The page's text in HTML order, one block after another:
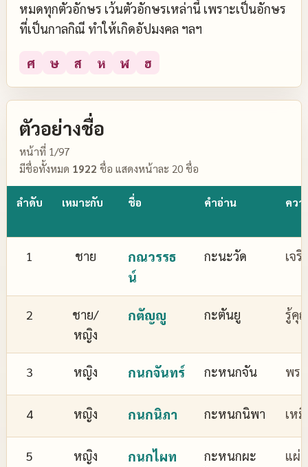
หมดทุกตัวอักษร เว้นตัวอักษรเหล่านี้ เพราะเป็นอักษร
ที่เป็นกาลกิณี ทำให้เกิดอัปมงคล ฯลฯ
ศ ษ ส ห ฬ ฮ
ตัวอย่างชื่อ
หน้าที่ 1/97
มีชื่อทั้งหมด 1922 ชื่อ แสดงหน้าละ 20 ชื่อ
ลำดับ เหมาะกับ ชื่อ คำอ่าน คว
1 ชาย
กณวรรธ
น์
กะนะวัด เจ
2
ชาย/
หญิง
กตัญญู กะตันยู รู้คุ
3 หญิง กนกจันทร์ กะหนกจัน พร
4 หญิง กนกนิภา กะหนกนิพา เห
5 หญิง กนกไผท
กะหนกผะ
แผ่